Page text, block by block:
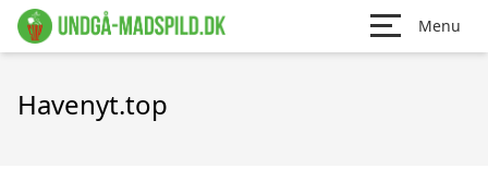
Menu
Havenyt.top